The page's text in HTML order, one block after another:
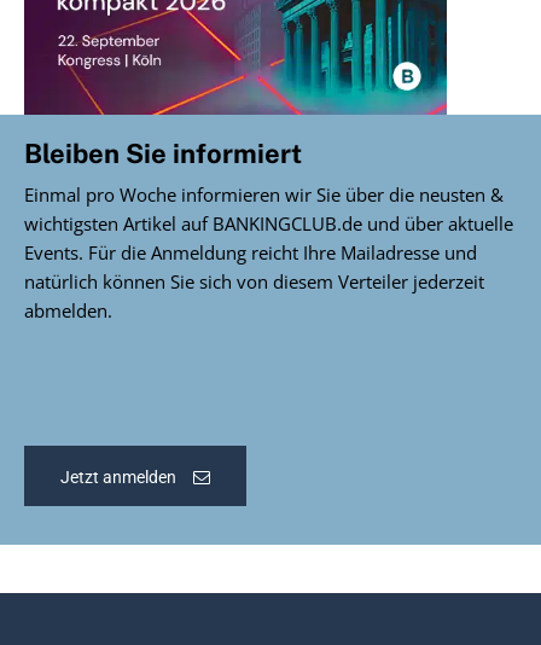
Bleiben Sie informiert
Einmal pro Woche informieren wir Sie über die neusten &
wichtigsten Artikel auf BANKINGCLUB.de und über aktuelle
Events. Für die Anmeldung reicht Ihre Mailadresse und
natürlich können Sie sich von diesem Verteiler jederzeit
abmelden.
Jetzt anmelden